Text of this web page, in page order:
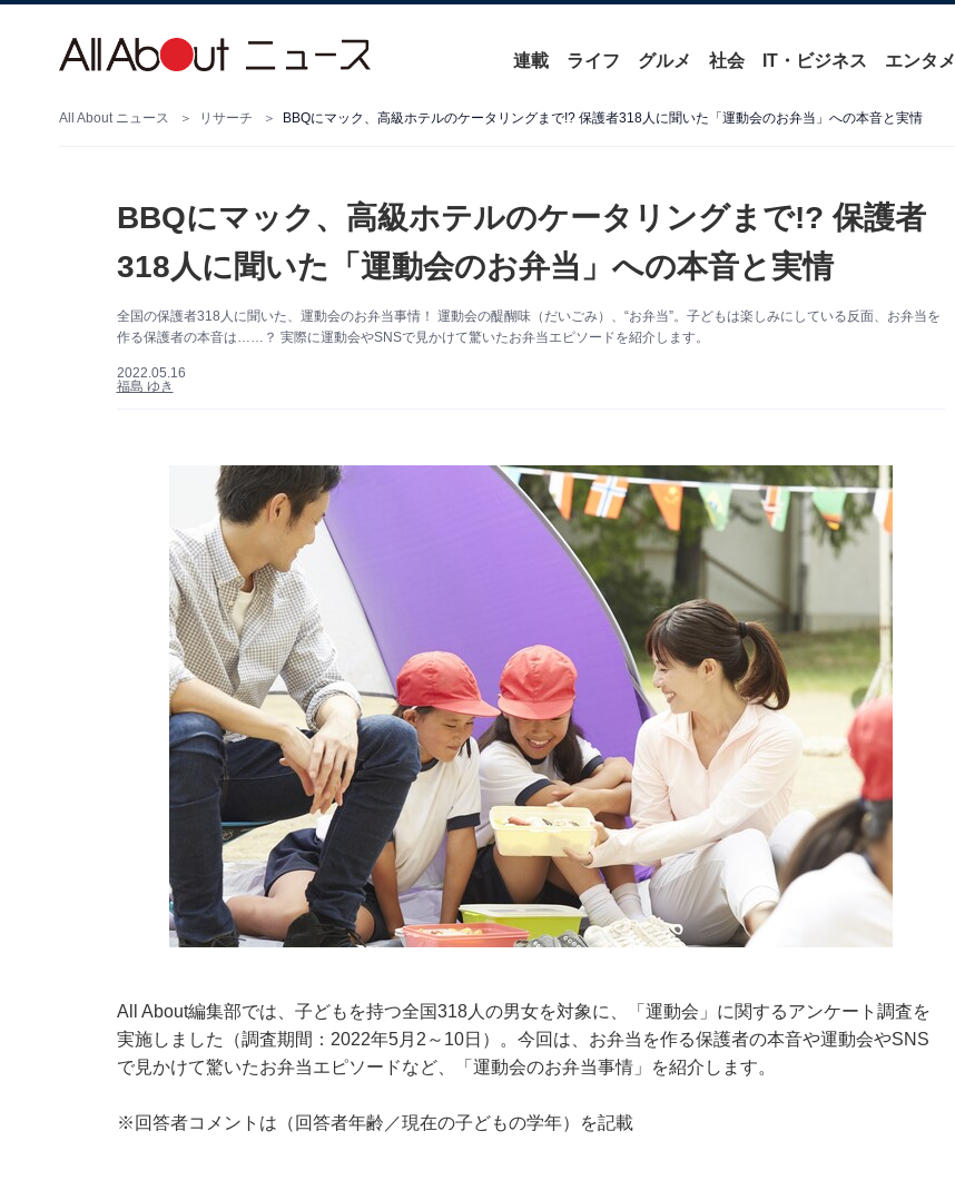
連載 ライフ グルメ 社会 IT・ビジネス エンタメ
All About ニュース リサーチ BBQにマック、高級ホテルのケータリングまで!? 保護者318人に聞いた「運動会のお弁当」への本音と実情
BBQにマック、高級ホテルのケータリングまで!? 保護者
318人に聞いた「運動会のお弁当」への本音と実情
全国の保護者318人に聞いた、運動会のお弁当事情！ 運動会の醍醐味（だいごみ）、“お弁当”。子どもは楽しみにしている反面、お弁当を
作る保護者の本音は……？ 実際に運動会やSNSで見かけて驚いたお弁当エピソードを紹介します。
2022.05.16
福島 ゆき
All About編集部では、子どもを持つ全国318人の男女を対象に、「運動会」に関するアンケート調査を
実施しました（調査期間：2022年5月2～10日）。今回は、お弁当を作る保護者の本音や運動会やSNS
で見かけて驚いたお弁当エピソードなど、「運動会のお弁当事情」を紹介します。
※回答者コメントは（回答者年齢／現在の子どもの学年）を記載